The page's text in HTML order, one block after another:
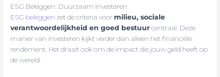
ESG Beleggen: Duurzaam Investeren
ESG beleggen zet de criteria voor milieu, sociale
verantwoordelijkheid en goed bestuurcentraal. Deze
manier van investeren kijkt verder dan alleen het financiële
rendement. Het draait ook om de impact die jouw geld heeft op
de wereld.